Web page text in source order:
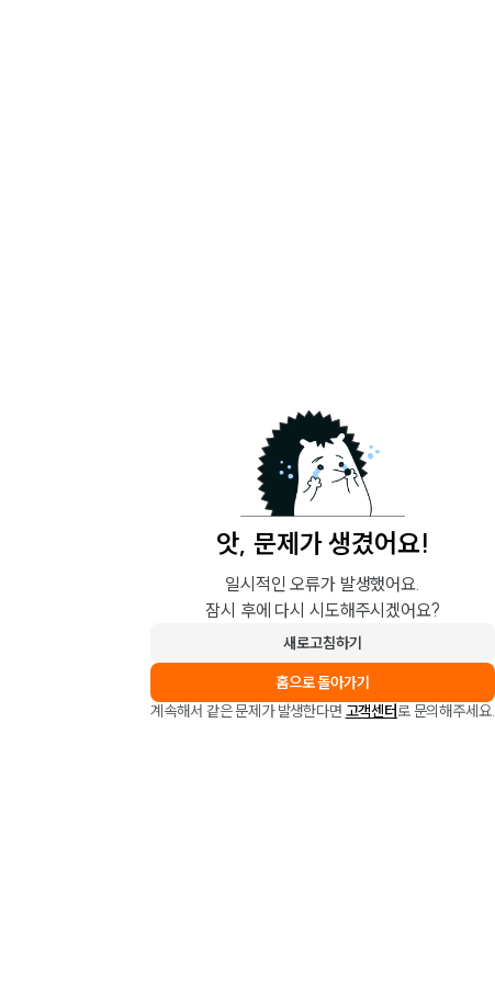
앗, 문제가 생겼어요!
일시적인 오류가 발생했어요.
잠시 후에 다시 시도해주시겠어요?
새로고침하기
홈으로 돌아가기
계속해서 같은 문제가 발생한다면 고객센터로 문의해주세요.